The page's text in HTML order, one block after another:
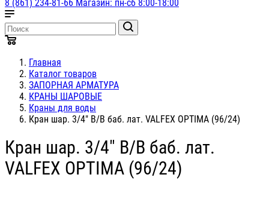
8 (861) 234-81-66 Магазин: пн-сб 8:00-18:00
Главная
Каталог товаров
ЗАПОРНАЯ АРМАТУРА
КРАНЫ ШАРОВЫЕ
Краны для воды
Кран шар. 3/4" В/В баб. лат. VALFEX OPTIMA (96/24)
Кран шар. 3/4" В/В баб. лат.
VALFEX OPTIMA (96/24)